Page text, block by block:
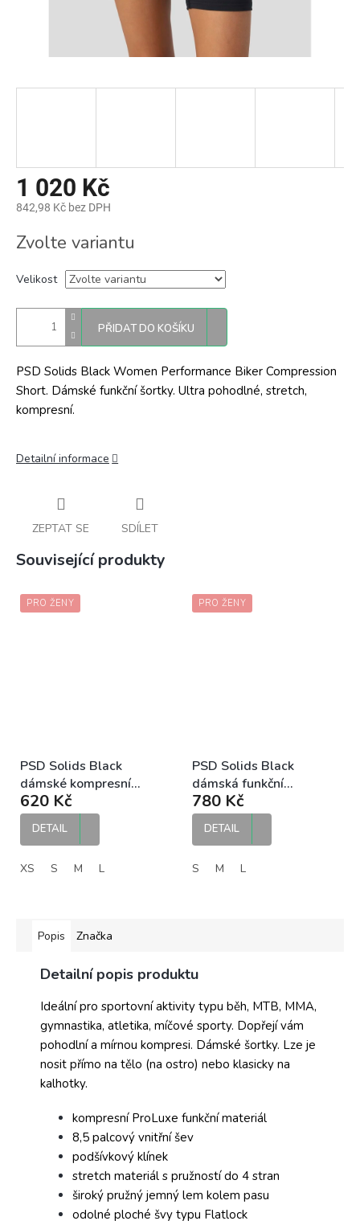
1 020 Kč
842,98 Kč bez DPH
cena:
Zvolte variantu
Velikost
PŘIDAT DO KOŠÍKU
PSD Solids Black Women Performance Biker Compression
Short. Dámské funkční šortky. Ultra pohodlné, stretch,
kompresní.
Detailní informace
ZEPTAT SE SDÍLET
Související produkty
PRO ŽENY
PSD Solids Black
dámské kompresní
funkční šortky
620 Kč
DETAIL
XS S M L
PRO ŽENY
PSD Solids Black
dámská funkční
podprsenka
780 Kč
DETAIL
S M L
Popis Značka
Detailní popis produktu
Ideální pro sportovní aktivity typu běh, MTB, MMA,
gymnastika, atletika, míčové sporty. Dopřejí vám
pohodlní a mírnou kompresi. Dámské šortky. Lze je
nosit přímo na tělo (na ostro) nebo klasicky na
kalhotky.
kompresní ProLuxe funkční materiál
8,5 palcový vnitřní šev
podšívkový klínek
stretch materiál s pružností do 4 stran
široký pružný jemný lem kolem pasu
odolné ploché švy typu Flatlock